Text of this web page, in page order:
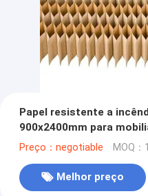
Papel resistente a
900x2400mm para
portas
Preço：negotiable MOQ
Melhor preço